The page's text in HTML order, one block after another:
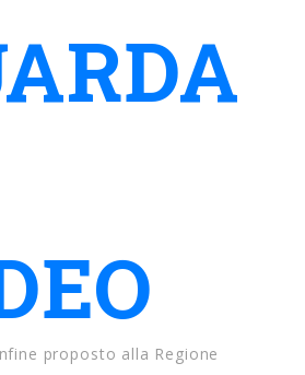
proposto alla Regione